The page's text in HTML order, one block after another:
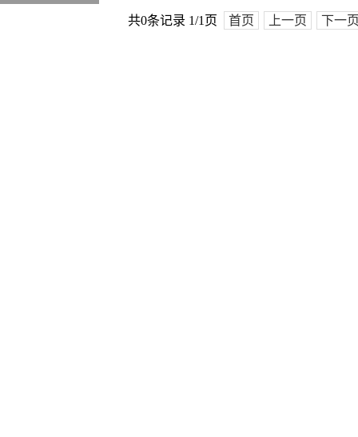
共0条记录 1/1页 首页 上一页 下一